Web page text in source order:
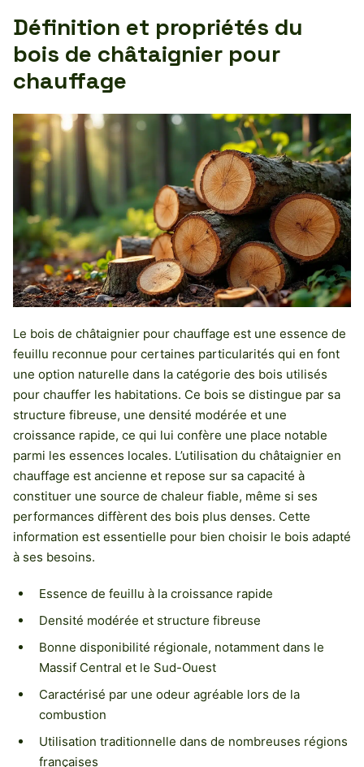
Définition et propriétés du
bois de châtaignier pour
chauffage
Le bois de châtaignier pour chauffage est une essence de
feuillu reconnue pour certaines particularités qui en font
une option naturelle dans la catégorie des bois utilisés
pour chauffer les habitations. Ce bois se distingue par sa
structure fibreuse, une densité modérée et une
croissance rapide, ce qui lui confère une place notable
parmi les essences locales. L’utilisation du châtaignier en
chauffage est ancienne et repose sur sa capacité à
constituer une source de chaleur fiable, même si ses
performances diffèrent des bois plus denses. Cette
information est essentielle pour bien choisir le bois adapté
à ses besoins.
Essence de feuillu à la croissance rapide
Densité modérée et structure fibreuse
Bonne disponibilité régionale, notamment dans le
Massif Central et le Sud-Ouest
Caractérisé par une odeur agréable lors de la
combustion
Utilisation traditionnelle dans de nombreuses régions
françaises